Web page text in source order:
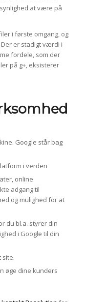
at være på
i første omgang, og
er stadigt værdi i
fordele, som der
på g+, eksisterer
Google står bag
i verden
online
adgang til
og mulighed for at
du bl.a. styrer din
i Google til din
site.
øge dine kunders